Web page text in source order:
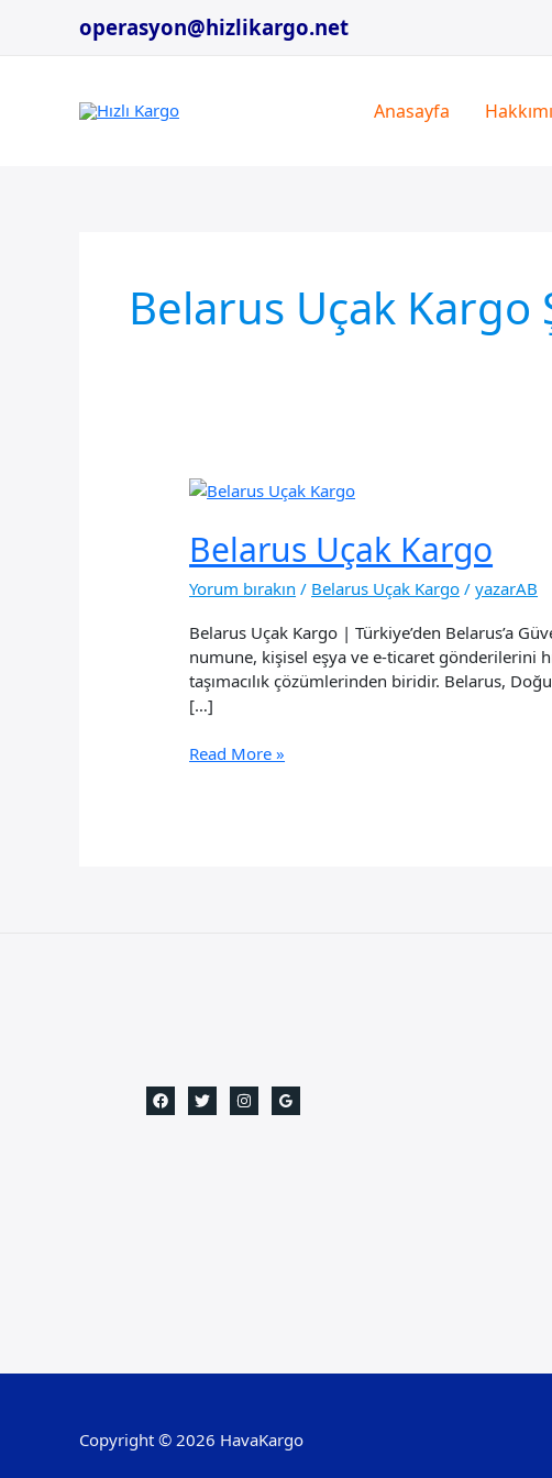
operasyon@hizlikargo.net
Anasayfa
Belarus Uçak Kargo
Belarus Uçak Kargo
Yorum bırakın / Belarus Uçak Kargo /yazarAB
Belarus Uçak Kargo | Türkiye’den Belarus’a
numune, kişisel eşya ve e-ticaret gönderilerini
taşımacılık çözümlerinden biridir. Belarus,
[…]
Belarus
Read More »
Copyright © 2026 HavaKargo